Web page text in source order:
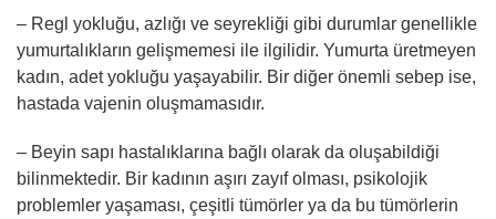
– Regl yokluğu, azlığı ve seyrekliği gibi durumlar genellikle
yumurtalıkların gelişmemesi ile ilgilidir. Yumurta üretmeyen
kadın, adet yokluğu yaşayabilir. Bir diğer önemli sebep ise,
hastada vajenin oluşmamasıdır.
– Beyin sapı hastalıklarına bağlı olarak da oluşabildiği
bilinmektedir. Bir kadının aşırı zayıf olması, psikolojik
problemler yaşaması, çeşitli tümörler ya da bu tümörlerin